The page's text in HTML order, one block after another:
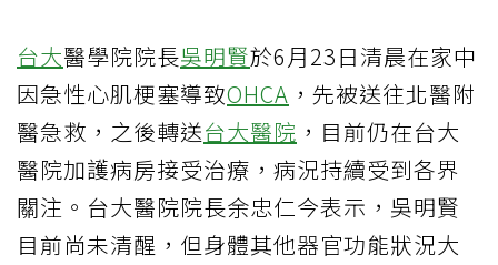
台大醫學院院長吳明賢於6月23日清晨在家中
因急性心肌梗塞導致OHCA ，先被送往北醫附
醫急救，之後轉送台大醫院 ，目前仍在台大
醫院加護病房接受治療，病況持續受到各界
關注。台大醫院院長余忠仁今表示，吳明賢
目前尚未清醒，但身體其他器官功能狀況大